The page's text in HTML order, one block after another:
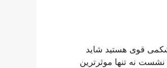
قوی هستید شاید
نه تنها موثرترین